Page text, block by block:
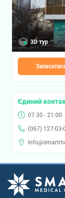
3D тур
Єдиний
07:30 - 21:00
(067) 127-03-